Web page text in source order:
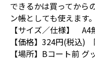
できるかは買ってから
ン帳としても使えます。
【サイズ／仕様】 A4
【価格】324円(税込)
【場所】Bコート前 グ